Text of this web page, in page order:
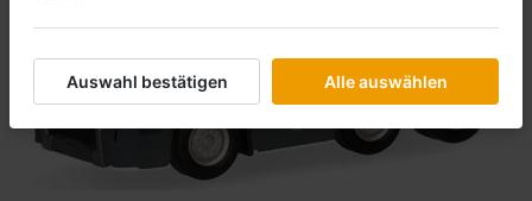
Auswahl bestätigen Alle auswählen